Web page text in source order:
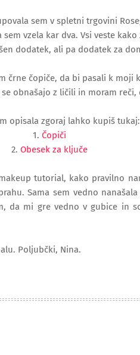
sem v spletni trgovini
vzela kar dva. Vsi veste
dodatek, ali pa dodatek za
črne čopiče, da bi pasali k moji
obnašajo z ličili in moram
opisala zgoraj lahko kupiš tukaj:
1. Čopiči
2. Obesek za ključe
tutorial, kako pravilno
Sama sem vedno
da mi gre vedno v gubice in
Poljubčki, Nina.